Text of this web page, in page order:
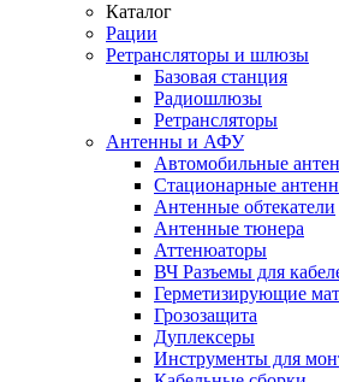
Каталог
Рации
Ретрансляторы и шлюзы
Базовая станция
Радиошлюзы
Ретрансляторы
Антенны и АФУ
Автомобильные
Стационарные
Антенные обтекатели
Антенные тюнера
Аттенюаторы
ВЧ Разъемы для
Герметизирующие
Грозозащита
Дуплексеры
Инструменты для